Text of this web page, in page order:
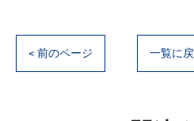
< 前のページ 一覧に